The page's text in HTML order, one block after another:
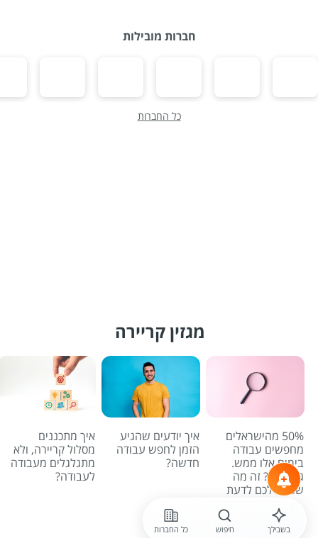
חברות מובילות
כל החברות
מגזין קריירה
50% מהישראלים
מחפשים עבודה
בימים אלו ממש.
גם אתם? זה מה
שכדאי לכם לדעת
איך יודעים שהגיע
הזמן לחפש עבודה
חדשה?
איך מתכננים
מסלול קריירה, ולא
מתגלגלים מעבודה
לעבודה?
לכל הכתבות
בשבילך חיפוש כל החברות